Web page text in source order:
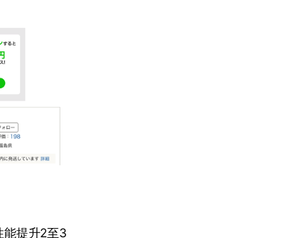
能提升2至3